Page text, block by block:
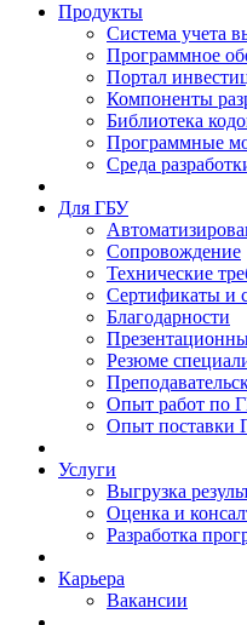
Продукты
Система учета
Программное
Портал
Компоненты
Библиотека
Программные
Среда
Для ГБУ
Сопровождение
Технические
Сертификаты и
Благодарности
Резюме
Опыт работ по
Опыт поставки
Услуги
Выгрузка
Оценка и
Разработка
Карьера
Вакансии